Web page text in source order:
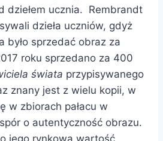
dziełem ucznia. Rembrandt
dzieła uczniów, gdyż
było sprzedać obraz za
roku sprzedano za 400
świata przypisywanego
znany jest z wielu kopii, w
w zbiorach pałacu w
o autentyczność obrazu.
jego rynkowa wartość